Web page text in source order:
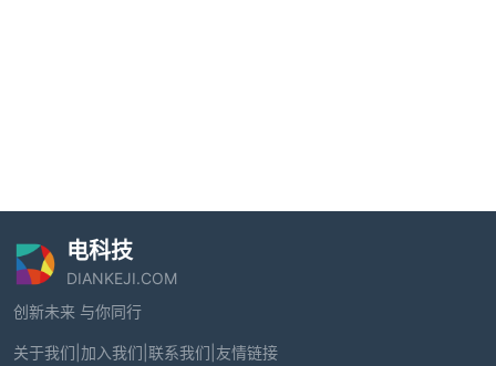
电科技
DIANKEJI.COM
创新未来 与你同行
关于我们 加入我们 联系我们 友情链接